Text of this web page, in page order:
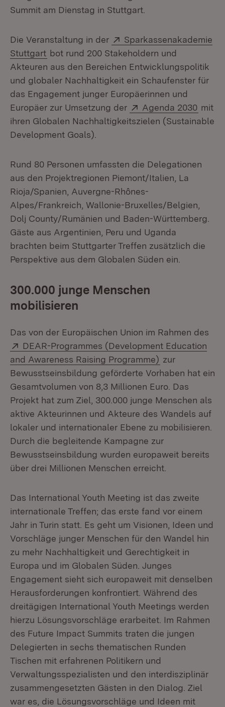
Summit am Dienstag in Stuttgart.
Die Veranstaltung in der Extern:
Sparkassenakademie
Stuttgart (Öffnet in neuem Fenster)
bot rund 200 Stakeholdern und
Akteuren aus den Bereichen Entwicklungspolitik
und globaler Nachhaltigkeit ein Schaufenster für
das Engagement junger Europäerinnen und
Europäer zur Umsetzung der
Extern:
Agenda 2030 mit
ihren Globalen Nachhaltigkeitszielen (Sustainable
Development Goals).
Rund 80 Personen umfassten die Delegationen
aus den Projektregionen Piemont/Italien, La
Rioja/Spanien, Auvergne-Rhônes-
Alpes/Frankreich, Wallonie-Bruxelles/Belgien,
Dolj County/Rumänien und Baden-Württemberg.
Gäste aus Argentinien, Peru und Uganda
brachten beim Stuttgarter Treffen zusätzlich die
Perspektive aus dem Globalen Süden ein.
300.000 junge Menschen
mobilisieren
Das von der Europäischen Union im Rahmen des
Extern:
DEAR-Programmes (Development Education
and Awareness Raising Programme) (Öffnet in
zur
Bewusstseinsbildung geförderte Vorhaben hat ein
Gesamtvolumen von 8,3 Millionen Euro. Das
Projekt hat zum Ziel, 300.000 junge Menschen als
aktive Akteurinnen und Akteure des Wandels auf
lokaler und internationaler Ebene zu mobilisieren.
Durch die begleitende Kampagne zur
Bewusstseinsbildung wurden europaweit bereits
über drei Millionen Menschen erreicht.
Das International Youth Meeting ist das zweite
internationale Treffen; das erste fand vor einem
Jahr in Turin statt. Es geht um Visionen, Ideen und
Vorschläge junger Menschen für den Wandel hin
zu mehr Nachhaltigkeit und Gerechtigkeit in
Europa und im Globalen Süden. Junges
Engagement sieht sich europaweit mit denselben
Herausforderungen konfrontiert. Während des
dreitägigen International Youth Meetings werden
hierzu Lösungsvorschläge erarbeitet. Im Rahmen
des Future Impact Summits traten die jungen
Delegierten in sechs thematischen Runden
Tischen mit erfahrenen Politikern und
Verwaltungsspezialisten und den interdisziplinär
zusammengesetzten Gästen in den Dialog. Ziel
war es, die Lösungsvorschläge und Ideen mit